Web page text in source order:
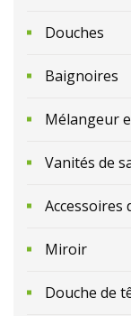
Douches
Baignoires
Mélangeur
Vanités de
Accessoires
Miroir
Douche de